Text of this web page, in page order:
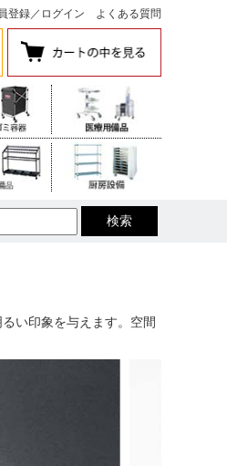
登録／ ログイン よくある質問
い印象を与えます。空間